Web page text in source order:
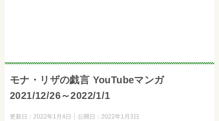
モナ・リザの戯言 YouTubeマンガ
2021/12/26～2022/1/1
更新日： 2022年1月4日 公開日： 2022年1月3日